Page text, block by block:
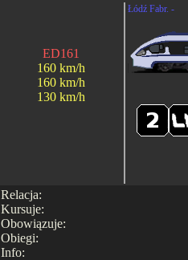
ED161
160 km/h
160 km/h
130 km/h
Łódź Fabr. -
Relacja:
Kursuje:
Obowiązuje:
Obiegi:
Info: